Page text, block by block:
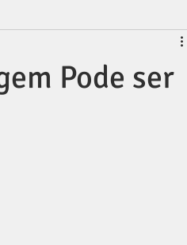
Inventário
Pode ser